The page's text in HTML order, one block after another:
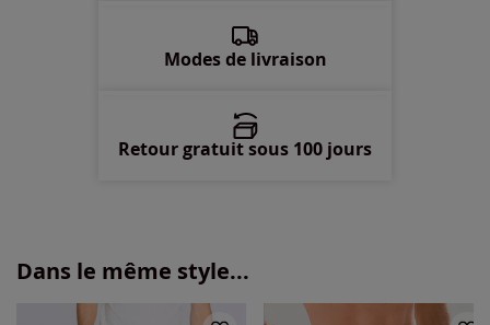
Modes de livraison
Retour gratuit sous 100 jours
Dans le même style...